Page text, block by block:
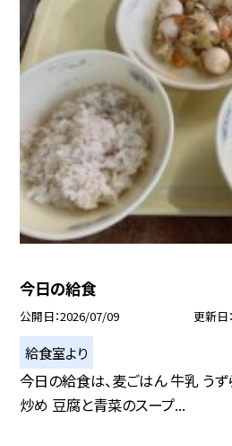
今日の給食
公開日 2026/07/09 更新日
給食室より
今日の給食は、麦ごはん 牛乳 う
炒め 豆腐と青菜のスープ...